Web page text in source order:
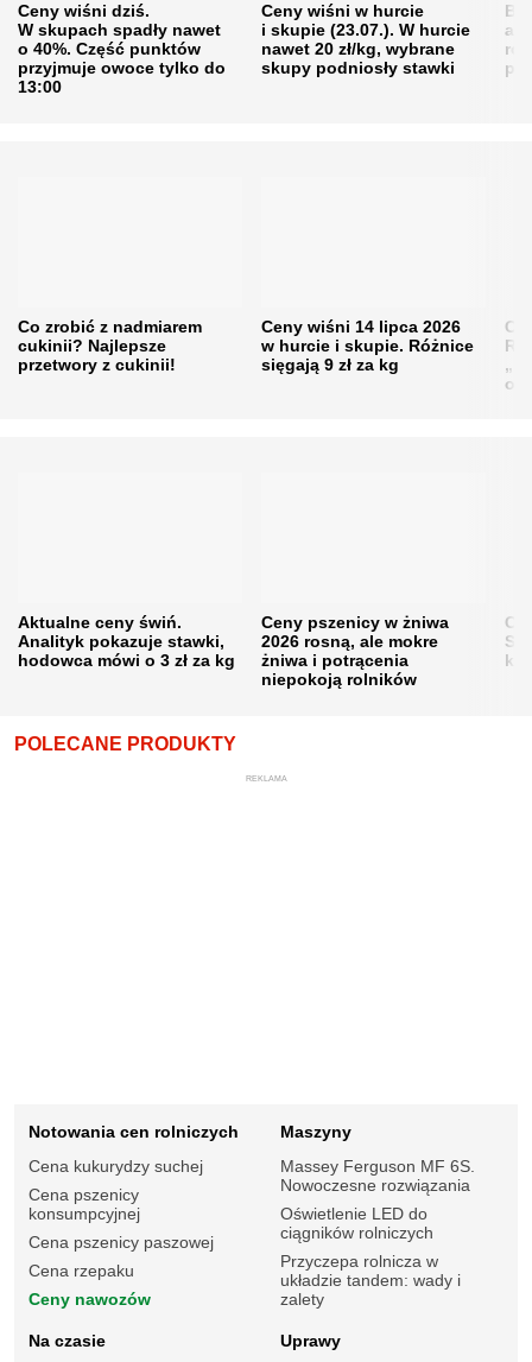
Ceny wiśni dziś.
W skupach spadły nawet
o 40%. Część punktów
przyjmuje owoce tylko do
13:00
Ceny wiśni w hurcie
i skupie (23.07.). W hurcie
nawet 20 zł/kg, wybrane
skupy podniosły stawki
Co zrobić z nadmiarem
cukinii? Najlepsze
przetwory z cukinii!
Ceny wiśni 14 lipca 2026
w hurcie i skupie. Różnice
sięgają 9 zł za kg
Aktualne ceny świń.
Analityk pokazuje stawki,
hodowca mówi o 3 zł za kg
Ceny pszenicy w żniwa
2026 rosną, ale mokre
żniwa i potrącenia
niepokoją rolników
POLECANE PRODUKTY
REKLAMA
Notowania cen rolniczych
Cena kukurydzy suchej
Cena pszenicy
konsumpcyjnej
Cena pszenicy paszowej
Cena rzepaku
Ceny nawozów
Maszyny
Massey Ferguson MF 6S.
Nowoczesne rozwiązania
Oświetlenie LED do
ciągników rolniczych
Przyczepa rolnicza w
układzie tandem: wady i
zalety
Na czasie
Uprawy